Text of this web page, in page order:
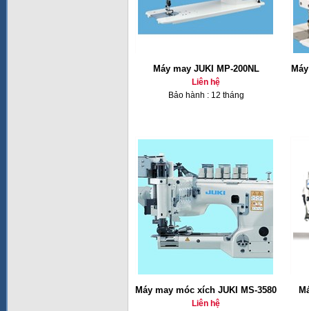
Máy may JUKI MP-200NL
Liên hệ
Bảo hành : 12 tháng
Máy may móc xích JUKI MS-3580
Liên hệ